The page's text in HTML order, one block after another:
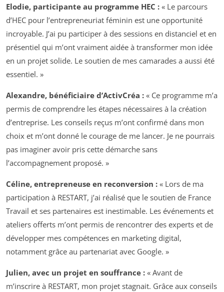
Elodie, participante au programme HEC : « Le parcours
d’HEC pour l’entrepreneuriat féminin est une opportunité
incroyable. J’ai pu participer à des sessions en distanciel et en
présentiel qui m’ont vraiment aidée à transformer mon idée
en un projet solide. Le soutien de mes camarades a aussi été
essentiel. »
Alexandre, bénéficiaire d’ActivCréa : « Ce programme m’a
permis de comprendre les étapes nécessaires à la création
d’entreprise. Les conseils reçus m’ont confirmé dans mon
choix et m’ont donné le courage de me lancer. Je ne pourrais
pas imaginer avoir pris cette démarche sans
l’accompagnement proposé. »
Céline, entrepreneuse en reconversion : « Lors de ma
participation à RESTART, j’ai réalisé que le soutien de France
Travail et ses partenaires est inestimable. Les événements et
ateliers offerts m’ont permis de rencontrer des experts et de
développer mes compétences en marketing digital,
notamment grâce au partenariat avec Google. »
Julien, avec un projet en souffrance : « Avant de
m’inscrire à RESTART, mon projet stagnait. Grâce aux conseils